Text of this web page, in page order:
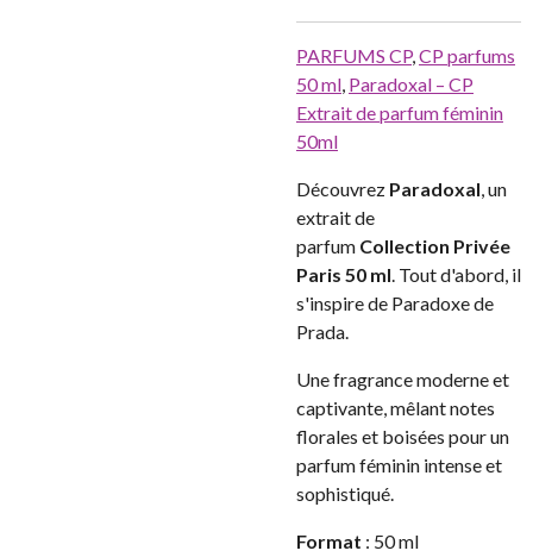
PARFUMS CP,CP parfums
50 ml, Paradoxal – CP
Extrait de parfum féminin
50ml
Découvrez Paradoxal, un
extrait de
parfum Collection Privée
Paris 50 ml. Tout d'abord, il
s'inspire de Paradoxe de
Prada.
Une fragrance moderne et
captivante, mêlant notes
florales et boisées pour un
parfum féminin intense et
sophistiqué.
Format : 50 ml